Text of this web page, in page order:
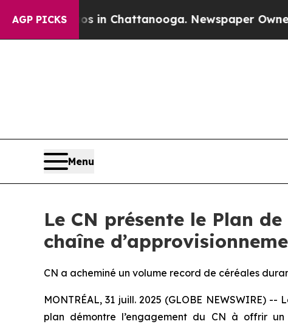
AGP PICKS
Chaos in Chattanooga. Newspaper Owner
Menu
Le CN présente le Plan
chaîne
CN a acheminé un volume record de céréales
MONTRÉAL, 31 juill. 2025 (GLOBE NEWSWIRE)
plan démontre l’engagement du CN à offrir